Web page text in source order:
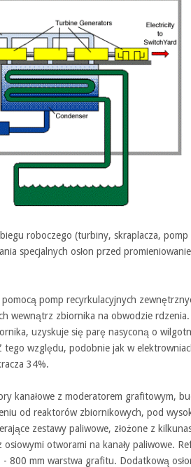
roboczego (turbiny, skraplacza,
specjalnych osłon przed
pomp recyrkulacyjnych
wewnątrz zbiornika na obwodzie rdzenia.
uzyskuje się parę nasyconą o
względu, podobnie jak w
34%.
kanałowe z moderatorem grafitowym,
od reaktorów zbiornikowych, pod
zestawy paliwowe, złożone z
otworami na kanały paliwowe.
800 mm warstwa grafitu. Dodatkową